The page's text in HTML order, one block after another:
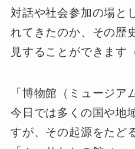
対話や社会参加の場と
れてきたのか、その歴
見することができます
「博物館（ミュージア
今日では多くの国や地
すが、その起源をたど